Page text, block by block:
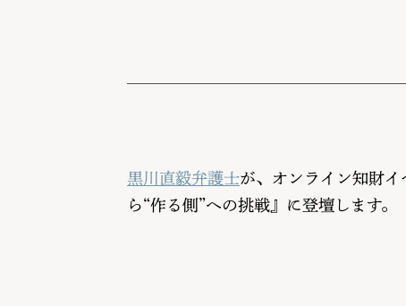
黒川直毅弁護士が、オンライン知財
ら“作る側”への挑戦』に登壇します。